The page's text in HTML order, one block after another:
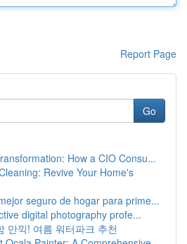
Report Page
Go
How a CIO Consu...
Revive Your Home's
seguro de hogar para prime...
digital photography profe...
만끽! 여름 워터파크 추천